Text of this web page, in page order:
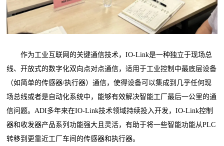
作为工业互联网的关键通信技术，IO-Link是一种独立于现场总
线、开放式的数字化双向点对点通信，适用于工业控制中最底层设备
（如简单的传感器/执行器）通信，使得设备可以集成到几乎任何现
场总线或者是自动化系统中，能够有效解决智能工厂最后一公里的通
信问题。ADI多年来在IO-Link技术领域持续投入开发，IO-Link控制
器和收发器产品系列功能强大且灵活，有助于将一些智能功能从PLC
转移到更靠近工厂车间的传感器和执行器。